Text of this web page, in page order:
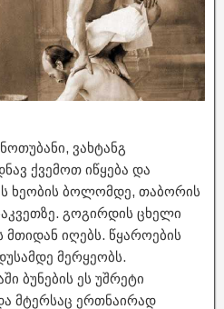
ვახტანგ
ქვემოთ იწყება და
ხეობის ბოლომდე, თაბორის
გოგირდის ცხელი
იღებს. წყაროების
მერყეობს.
ბუნების ეს უშრეტი
მტერსაც ერთნაირად